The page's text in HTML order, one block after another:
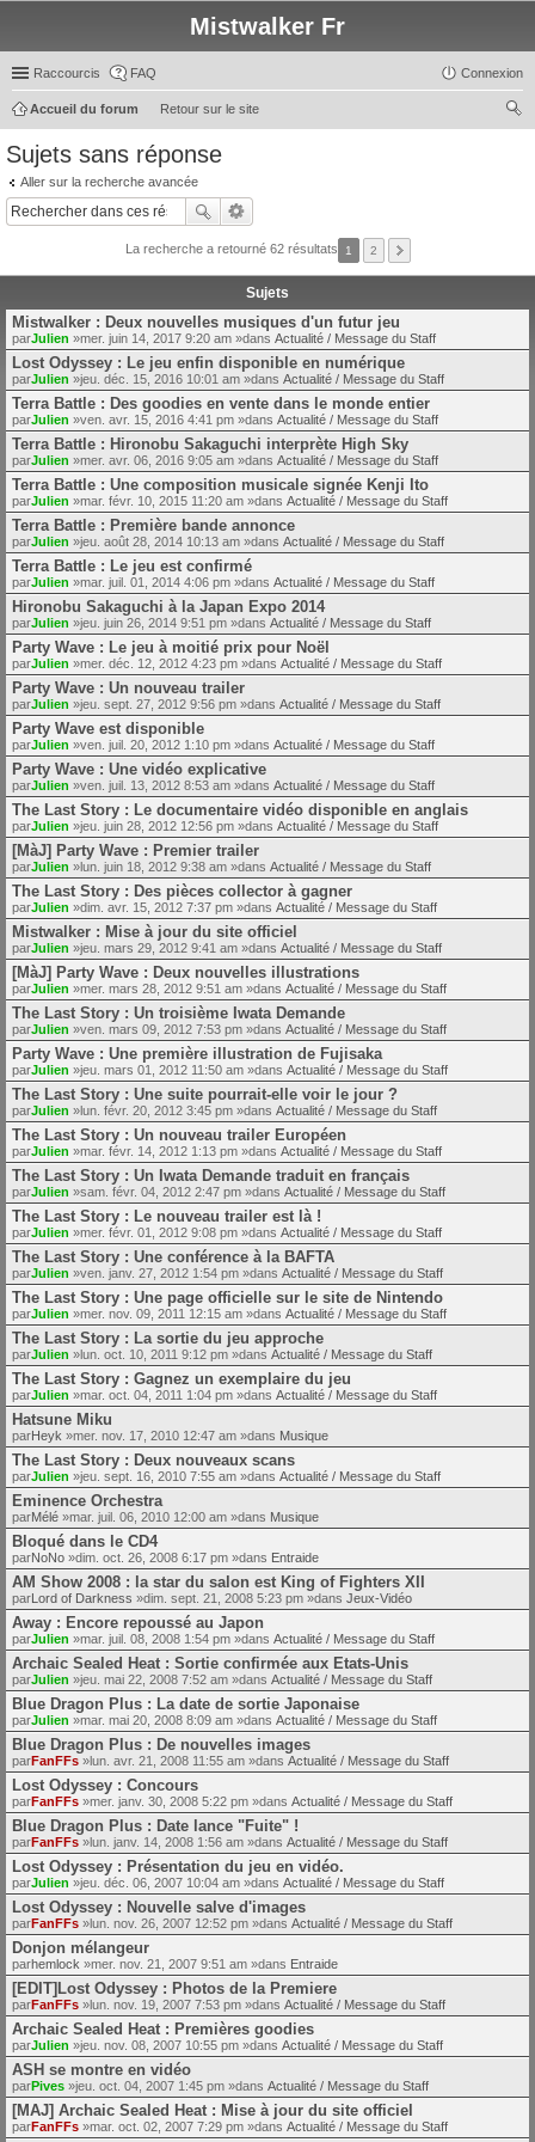
Mistwalker Fr
Raccourcis FAQ Connexion
Retour sur le site
Accueil du forum
Sujets sans réponse
Aller sur la recherche avancée
La recherche a retourné 62 résultats 1 2
Sujets
Mistwalker : Deux nouvelles musiques d'un futur jeu
parJulien »mer. juin 14, 2017 9:20 am »dans Actualité / Message du Staff
Lost Odyssey : Le jeu enfin disponible en numérique
parJulien »jeu. déc. 15, 2016 10:01 am »dans Actualité / Message du Staff
Terra Battle : Des goodies en vente dans le monde entier
parJulien »ven. avr. 15, 2016 4:41 pm »dans Actualité / Message du Staff
Terra Battle : Hironobu Sakaguchi interprète High Sky
parJulien »mer. avr. 06, 2016 9:05 am »dans Actualité / Message du Staff
Terra Battle : Une composition musicale signée Kenji Ito
parJulien »mar. févr. 10, 2015 11:20 am »dans Actualité / Message du Staff
Terra Battle : Première bande annonce
parJulien »jeu. août 28, 2014 10:13 am »dans Actualité / Message du Staff
Terra Battle : Le jeu est confirmé
parJulien »mar. juil. 01, 2014 4:06 pm »dans Actualité / Message du Staff
Hironobu Sakaguchi à la Japan Expo 2014
parJulien »jeu. juin 26, 2014 9:51 pm »dans Actualité / Message du Staff
Party Wave : Le jeu à moitié prix pour Noël
parJulien »mer. déc. 12, 2012 4:23 pm »dans Actualité / Message du Staff
Party Wave : Un nouveau trailer
parJulien »jeu. sept. 27, 2012 9:56 pm »dans Actualité / Message du Staff
Party Wave est disponible
parJulien »ven. juil. 20, 2012 1:10 pm »dans Actualité / Message du Staff
Party Wave : Une vidéo explicative
parJulien »ven. juil. 13, 2012 8:53 am »dans Actualité / Message du Staff
The Last Story : Le documentaire vidéo disponible en anglais
parJulien »jeu. juin 28, 2012 12:56 pm »dans Actualité / Message du Staff
[MàJ] Party Wave : Premier trailer
parJulien »lun. juin 18, 2012 9:38 am »dans Actualité / Message du Staff
The Last Story : Des pièces collector à gagner
parJulien »dim. avr. 15, 2012 7:37 pm »dans Actualité / Message du Staff
Mistwalker : Mise à jour du site officiel
parJulien »jeu. mars 29, 2012 9:41 am »dans Actualité / Message du Staff
[MàJ] Party Wave : Deux nouvelles illustrations
parJulien »mer. mars 28, 2012 9:51 am »dans Actualité / Message du Staff
The Last Story : Un troisième Iwata Demande
parJulien »ven. mars 09, 2012 7:53 pm »dans Actualité / Message du Staff
Party Wave : Une première illustration de Fujisaka
parJulien »jeu. mars 01, 2012 11:50 am »dans Actualité / Message du Staff
The Last Story : Une suite pourrait-elle voir le jour ?
parJulien »lun. févr. 20, 2012 3:45 pm »dans Actualité / Message du Staff
The Last Story : Un nouveau trailer Européen
parJulien »mar. févr. 14, 2012 1:13 pm »dans Actualité / Message du Staff
The Last Story : Un Iwata Demande traduit en français
parJulien »sam. févr. 04, 2012 2:47 pm »dans Actualité / Message du Staff
The Last Story : Le nouveau trailer est là !
parJulien »mer. févr. 01, 2012 9:08 pm »dans Actualité / Message du Staff
The Last Story : Une conférence à la BAFTA
parJulien »ven. janv. 27, 2012 1:54 pm »dans Actualité / Message du Staff
The Last Story : Une page officielle sur le site de Nintendo
parJulien »mer. nov. 09, 2011 12:15 am »dans Actualité / Message du Staff
The Last Story : La sortie du jeu approche
parJulien »lun. oct. 10, 2011 9:12 pm »dans Actualité / Message du Staff
The Last Story : Gagnez un exemplaire du jeu
parJulien »mar. oct. 04, 2011 1:04 pm »dans Actualité / Message du Staff
Hatsune Miku
parHeyk »mer. nov. 17, 2010 12:47 am »dans Musique
The Last Story : Deux nouveaux scans
parJulien »jeu. sept. 16, 2010 7:55 am »dans Actualité / Message du Staff
Eminence Orchestra
parMélé »mar. juil. 06, 2010 12:00 am »dans Musique
Bloqué dans le CD4
parNoNo »dim. oct. 26, 2008 6:17 pm »dans Entraide
AM Show 2008 : la star du salon est King of Fighters XII
parLord of Darkness »dim. sept. 21, 2008 5:23 pm »dans Jeux-Vidéo
Away : Encore repoussé au Japon
parJulien »mar. juil. 08, 2008 1:54 pm »dans Actualité / Message du Staff
Archaic Sealed Heat : Sortie confirmée aux Etats-Unis
parJulien »jeu. mai 22, 2008 7:52 am »dans Actualité / Message du Staff
Blue Dragon Plus : La date de sortie Japonaise
parJulien »mar. mai 20, 2008 8:09 am »dans Actualité / Message du Staff
Blue Dragon Plus : De nouvelles images
parFanFFs »lun. avr. 21, 2008 11:55 am »dans Actualité / Message du Staff
Lost Odyssey : Concours
parFanFFs »mer. janv. 30, 2008 5:22 pm »dans Actualité / Message du Staff
Blue Dragon Plus : Date lance "Fuite" !
parFanFFs »lun. janv. 14, 2008 1:56 am »dans Actualité / Message du Staff
Lost Odyssey : Présentation du jeu en vidéo.
parJulien »jeu. déc. 06, 2007 10:04 am »dans Actualité / Message du Staff
Lost Odyssey : Nouvelle salve d'images
parFanFFs »lun. nov. 26, 2007 12:52 pm »dans Actualité / Message du Staff
Donjon mélangeur
parhemlock »mer. nov. 21, 2007 9:51 am »dans Entraide
[EDIT]Lost Odyssey : Photos de la Premiere
parFanFFs »lun. nov. 19, 2007 7:53 pm »dans Actualité / Message du Staff
Archaic Sealed Heat : Premières goodies
parJulien »jeu. nov. 08, 2007 10:55 pm »dans Actualité / Message du Staff
ASH se montre en vidéo
parPives »jeu. oct. 04, 2007 1:45 pm »dans Actualité / Message du Staff
[MAJ] Archaic Sealed Heat : Mise à jour du site officiel
parFanFFs »mar. oct. 02, 2007 7:29 pm »dans Actualité / Message du Staff